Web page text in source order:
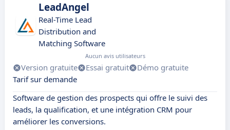
LeadAngel
Real-Time Lead
Distribution and
Matching Software
Aucun avis utilisateurs
Version gratuite Essai gratuit
Démo gratuite
Tarif sur demande
Software de gestion des prospects qui offre le suivi des
leads, la qualification, et une intégration CRM pour
améliorer les conversions.